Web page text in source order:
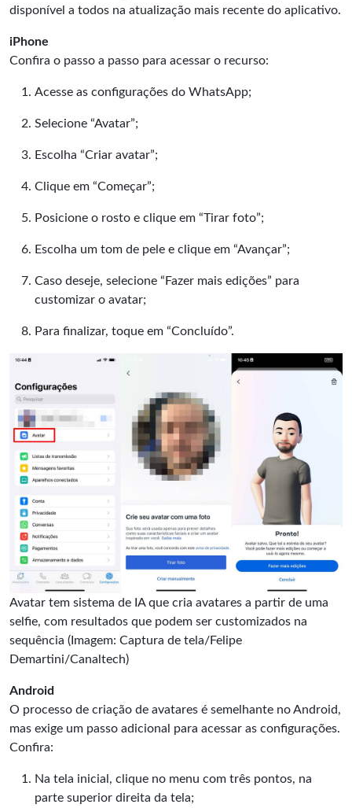
disponível a todos na atualização mais recente do aplicativo.
iPhone
Confira o passo a passo para acessar o recurso:
Acesse as configurações do WhatsApp;
Selecione “Avatar”;
Escolha “Criar avatar”;
Clique em “Começar”;
Posicione o rosto e clique em “Tirar foto”;
Escolha um tom de pele e clique em “Avançar”;
Caso deseje, selecione “Fazer mais edições” para
customizar o avatar;
Para finalizar, toque em “Concluído”.
Avatar tem sistema de IA que cria avatares a partir de uma
selfie, com resultados que podem ser customizados na
sequência (Imagem: Captura de tela/Felipe
Demartini/Canaltech)
Android
O processo de criação de avatares é semelhante no Android,
mas exige um passo adicional para acessar as configurações.
Confira:
Na tela inicial, clique no menu com três pontos, na
parte superior direita da tela;